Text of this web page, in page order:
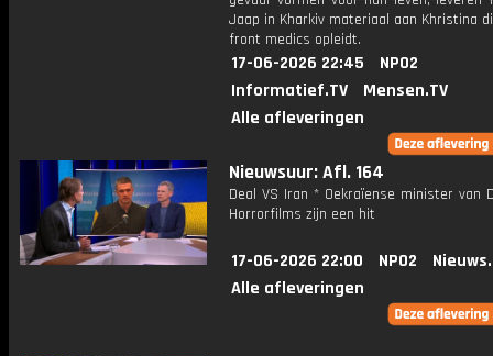
Jaap in Kharkiv materiaal aan Khristina
front medics opleidt.
17-06-2026 22:45
NPO2
Informatief.TV
Mensen.TV
Alle afleveringen
Nieuwsuur: Afl. 164
Deal VS Iran * Oekraïense minister van
Horrorfilms zijn een hit
17-06-2026 22:00 NPO2
Alle afleveringen